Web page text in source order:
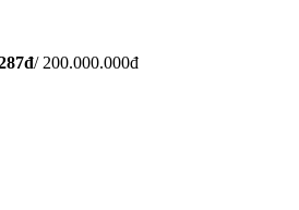
đ/ 200.000.000đ